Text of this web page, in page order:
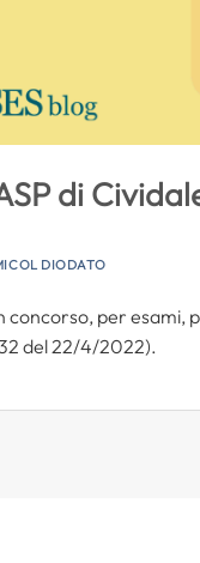
di
DIODATO
per esami,
del 22/4/2022).